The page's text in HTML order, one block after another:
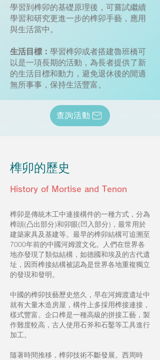
學習到榫卯的基礎原理後，可嘗試繼續
學習和研究更進一步的榫卯手藝，應用
與生活當中。
生活目標： 學習榫卯或者搭建魯班橋可
以是一項長期的活動，為長者提供了新
的生活目標和動力，避免退休後的閒適
無所事事，保持生活豐富。
查詢活動
榫卯的歷史
History of Mortise and Tenon
榫卯是傳統木工中連接構​​件的一種方式，分為
榫頭(凸出部分)和卯眼(凹入部分)，最常用於
建築家具及基建等。最早的榫卯結構可追溯至
7000年前的中國河姆渡文化。人們在世界各
地亦發現了類似結構，如德國和埃及的古代遺
址，因而榫接結構被認為是世界各地重複獨立
的發現和發明。
中國的榫卯技藝歷史悠久，早在河姆渡遺址中
就有大量木造房屋，構件上多採用榫接連接，
樣式豐富。企口榫是一種高級的拼接工藝，製
作難度較高，古人使用石斧和石鑿等工具進行
加工。
隨著時間推移，榫卯技術不斷發展。西周時